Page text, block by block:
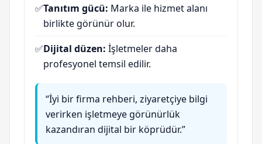
✅Tanıtım gücü: Marka ile hizmet alanı
birlikte görünür olur.
✅Dijital düzen: İşletmeler daha
profesyonel temsil edilir.
“İyi bir firma rehberi, ziyaretçiye bilgi
verirken işletmeye görünürlük
kazandıran dijital bir köprüdür.”